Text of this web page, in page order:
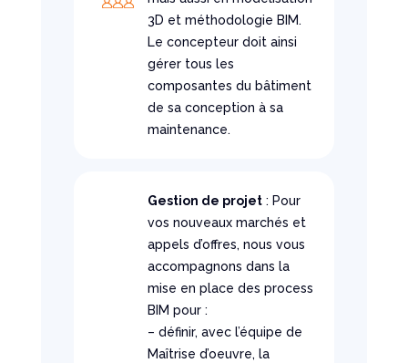
3D et méthodologie BIM.
Le concepteur doit ainsi
gérer tous les
composantes du bâtiment
de sa conception à sa
maintenance.
Gestion de projet : Pour
vos nouveaux marchés et
appels d’offres, nous vous
accompagnons dans la
mise en place des process
BIM pour :
– définir, avec l’équipe de
Maîtrise d’oeuvre, la